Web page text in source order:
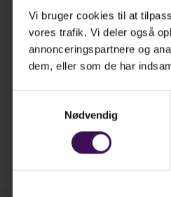
Vi bruger cookies til at
vores trafik. Vi deler også
annonceringspartnere og
dem, eller som de har
Nødvendig